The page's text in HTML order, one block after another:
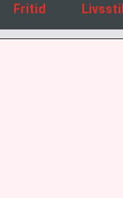
Fritid Livsstil